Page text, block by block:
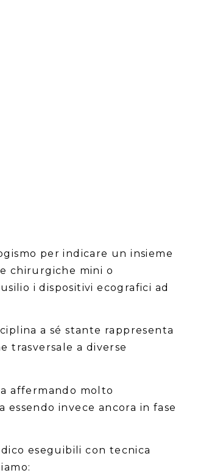
per indicare un insieme
chirurgiche mini o
i dispositivi ecografici ad
a sé stante rappresenta
trasversale a diverse
affermando molto
invece ancora in fase
eseguibili con tecnica